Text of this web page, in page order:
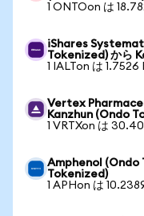
1 ONTOon は
iShares
Tokenized) から
1 IALTon は 1.7526
Vertex
Kanzhun (Ondo
1 VRTXon は
Amphenol (Ondo
Tokenized)
1 APHon は